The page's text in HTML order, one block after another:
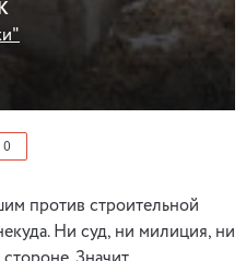
0
против строительной
Ни суд, ни милиция, ни